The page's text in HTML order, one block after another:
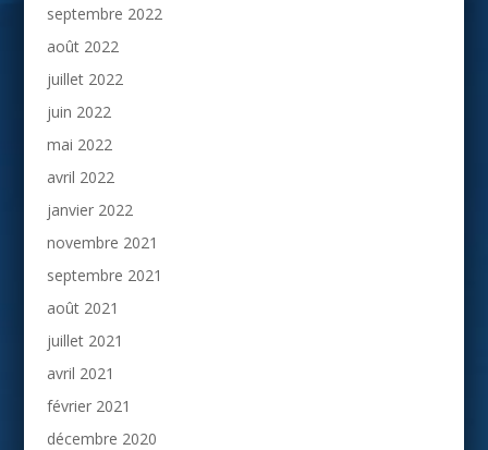
septembre 2022
août 2022
juillet 2022
juin 2022
mai 2022
avril 2022
janvier 2022
novembre 2021
septembre 2021
août 2021
juillet 2021
avril 2021
février 2021
décembre 2020